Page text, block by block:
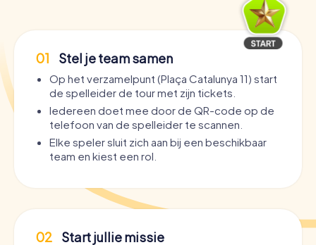
01 Stel je team samen
Op het verzamelpunt (Plaça Catalunya 11) start
de spelleider de tour met zijn tickets.
Iedereen doet mee door de QR-code op de
telefoon van de spelleider te scannen.
Elke speler sluit zich aan bij een beschikbaar
team en kiest een rol.
02 Start jullie missie